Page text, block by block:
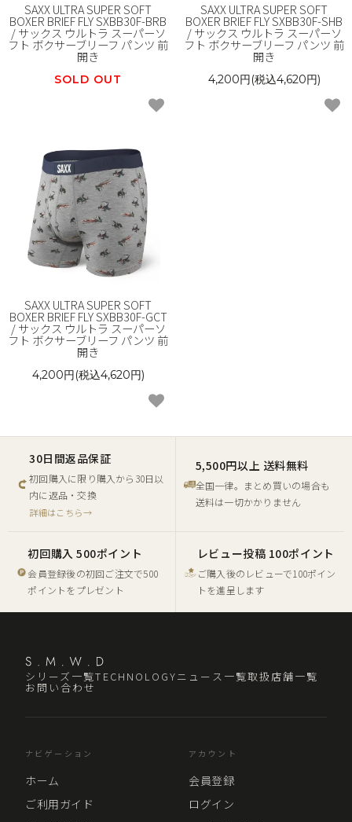
SAXX ULTRA SUPER SOFT
BOXER BRIEF FLY SXBB30F-BRB
/ サックス ウルトラ スーパーソ
フト ボクサーブリーフ パンツ 前
開き
SOLD OUT
SAXX ULTRA SUPER SOFT
BOXER BRIEF FLY SXBB30F-SHB
/ サックス ウルトラ スーパーソ
フト ボクサーブリーフ パンツ 前
開き
4,200円(税込4,620円)
SAXX ULTRA SUPER SOFT
BOXER BRIEF FLY SXBB30F-GCT
/ サックス ウルトラ スーパーソ
フト ボクサーブリーフ パンツ 前
開き
4,200円(税込4,620円)
30日間返品保証
初回購入に限り購入から30日以
内に返品・交換
詳細はこちら→
5,500円以上 送料無料
全国一律。まとめ買いの場合も
送料は一切かかりません
初回購入 500ポイント
会員登録後の初回ご注文で500
ポイントをプレゼント
レビュー投稿 100ポイント
ご購入後のレビューで100ポイン
トを進呈します
シリーズ一覧TECHNOLOGYニュース一覧取扱店舗一覧
お問い合わせ
ナビゲーション
ホーム
ご利用ガイド
アカウント
会員登録
ログイン